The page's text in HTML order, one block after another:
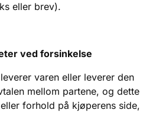
eller brev).
ved forsinkelse
varen eller leverer den
mellom partene, og dette
forhold på kjøperens side,